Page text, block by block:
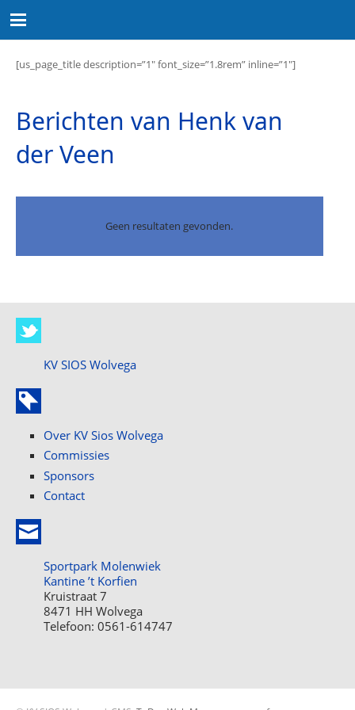
[us_page_title description=”1″ font_size=”1.8rem” inline=”1″]
Berichten van Henk van
der Veen
Geen resultaten gevonden.
KV SIOS Wolvega
Over KV Sios Wolvega
Commissies
Sponsors
Contact
Sportpark Molenwiek
Kantine ’t Korfien
Kruistraat 7
8471 HH Wolvega
Telefoon: 0561-614747